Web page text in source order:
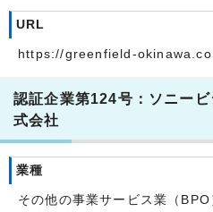
URL
https://greenfield-
認証企業第124号：ソニー
式会社
業種
その他の事業サービス業（BPO